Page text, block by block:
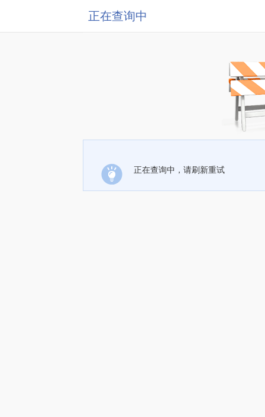
正在查询中
正在查询中，请刷新重试